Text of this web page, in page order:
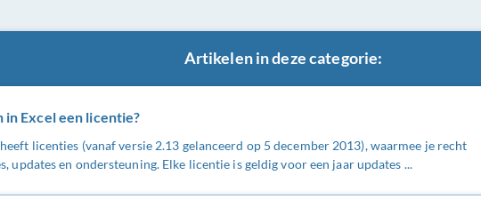
Artikelen in deze categorie:
Excel een licentie?
licenties (vanaf versie 2.13 gelanceerd op 5 december 2013), waarmee je recht
updates en ondersteuning. Elke licentie is geldig voor een jaar updates ...